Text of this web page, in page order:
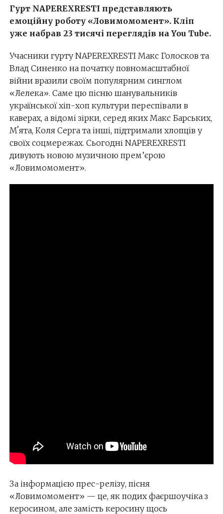
Гурт NAPEREXRESTI представляють
емоційну роботу «Ловимомомент». Кліп
уже набрав 23 тисячі переглядів на You Tube.
Учасники гурту NAPEREXRESTІ Макс Голосков та
Влад Синенко на початку повномасштабної
війни вразили своїм популярним синглом
«Лелека». Саме цю пісню шанувальників
української хіп-хоп культури переспівали в
каверах, а відомі зірки, серед яких Макс Барських,
Мʼята, Коля Серга та інші, підтримали хлопців у
своїх соцмережах. Сьогодні NAPEREXRESTІ
дивують новою музичною прем’єрою
«Ловимомомент».
За інформацією прес-релізу, пісня
«Ловимомомент» — це, як подих фаєршоучіка з
керосином, але замість керосину щось